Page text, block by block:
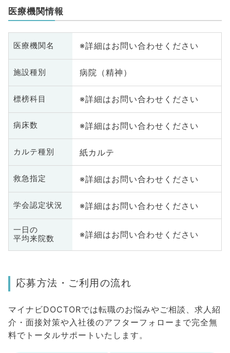
医療機関情報
医療機関名 ※詳細はお問い合わせください
施設種別 病院（精神）
標榜科目 ※詳細はお問い合わせください
病床数 ※詳細はお問い合わせください
カルテ種別 紙カルテ
救急指定 ※詳細はお問い合わせください
学会認定状況 ※詳細はお問い合わせください
一日の
平均来院数
※詳細はお問い合わせください
応募方法・ご利用の流れ
マイナビDOCTORでは転職のお悩みやご相談、求人紹
介・面接対策や入社後のアフターフォローまで完全無
料でトータルサポートいたします。